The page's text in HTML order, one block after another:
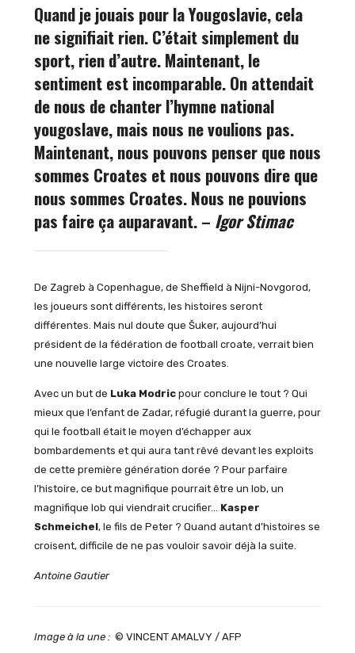
Quand je jouais pour la Yougoslavie, cela
ne signifiait rien. C’était simplement du
sport, rien d’autre. Maintenant, le
sentiment est incomparable. On attendait
de nous de chanter l’hymne national
yougoslave, mais nous ne voulions pas.
Maintenant, nous pouvons penser que nous
sommes Croates et nous pouvons dire que
nous sommes Croates. Nous ne pouvions
pas faire ça auparavant. – Igor Stimac
De Zagreb à Copenhague, de Sheffield à Nijni-Novgorod,
les joueurs sont différents, les histoires seront
différentes. Mais nul doute que Šuker, aujourd’hui
président de la fédération de football croate, verrait bien
une nouvelle large victoire des Croates.
Avec un but de Luka Modricpour conclure le tout ? Qui
mieux que l’enfant de Zadar, réfugié durant la guerre, pour
qui le football était le moyen d’échapper aux
bombardements et qui aura tant rêvé devant les exploits
de cette première génération dorée ? Pour parfaire
l’histoire, ce but magnifique pourrait être un lob, un
magnifique lob qui viendrait crucifier… Kasper
Schmeichel, le fils de Peter ? Quand autant d’histoires se
croisent, difficile de ne pas vouloir savoir déjà la suite.
Antoine Gautier
Image à la une :© VINCENT AMALVY / AFP